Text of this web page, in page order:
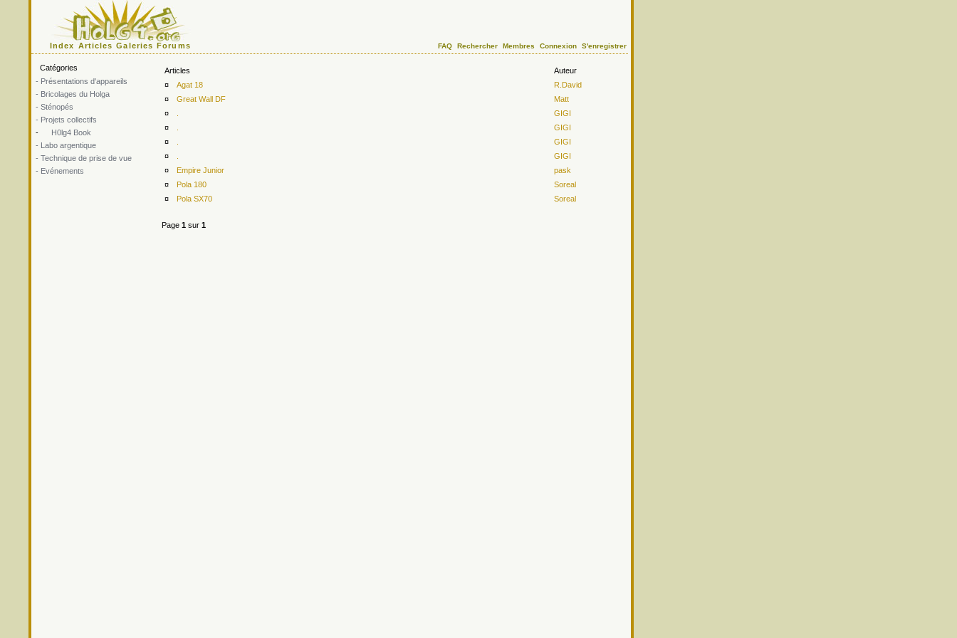
Index Articles Galeries Forums FAQ Rechercher Membres Connexion S'enregistrer
Catégories
- Présentations d'appareils
- Bricolages du Holga
- Sténopés
- Projets collectifs
-
H0lg4 Book
- Labo argentique
- Technique de prise de vue
- Evénements
Articles
Auteur
¤
Agat 18
R.David
¤
Great Wall DF
Matt
¤
GIGI
¤
GIGI
¤
GIGI
¤
GIGI
¤
Empire Junior
pask
¤
Pola 180
Soreal
¤
Pola SX70 Soreal
Page 1 sur 1